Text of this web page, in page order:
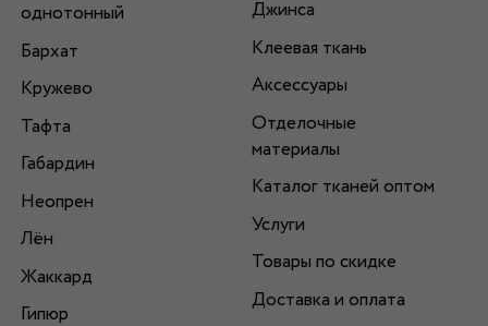
однотонный
Бархат
Кружево
Тафта
Габардин
Неопрен
Лён
Жаккард
Гипюр
Джинса
Клеевая ткань
Аксессуары
Отделочные
материалы
Каталог тканей оптом
Услуги
Товары по скидке
Доставка и оплата